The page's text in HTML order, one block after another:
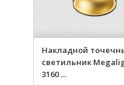
Накладной
светильник
3160 ...